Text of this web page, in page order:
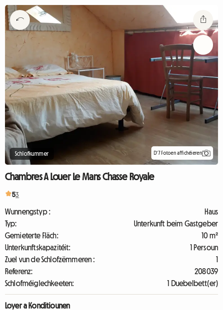
Schlofkummer D'7 Fotoen affichéieren
Chambres A Louer Le Mans Chasse Royale
53
Wunnengstyp :
Haus
Typ:
Unterkunft beim Gastgeber
Gemieterte Fläch:
10 m²
Unterkunftskapazitéit:
1 Persoun
Zuel vun de Schlofzëmmeren :
1
Referenz:
208039
Schlofméiglechkeeten:
1 Duebelbett(er)
Loyer a Konditiounen